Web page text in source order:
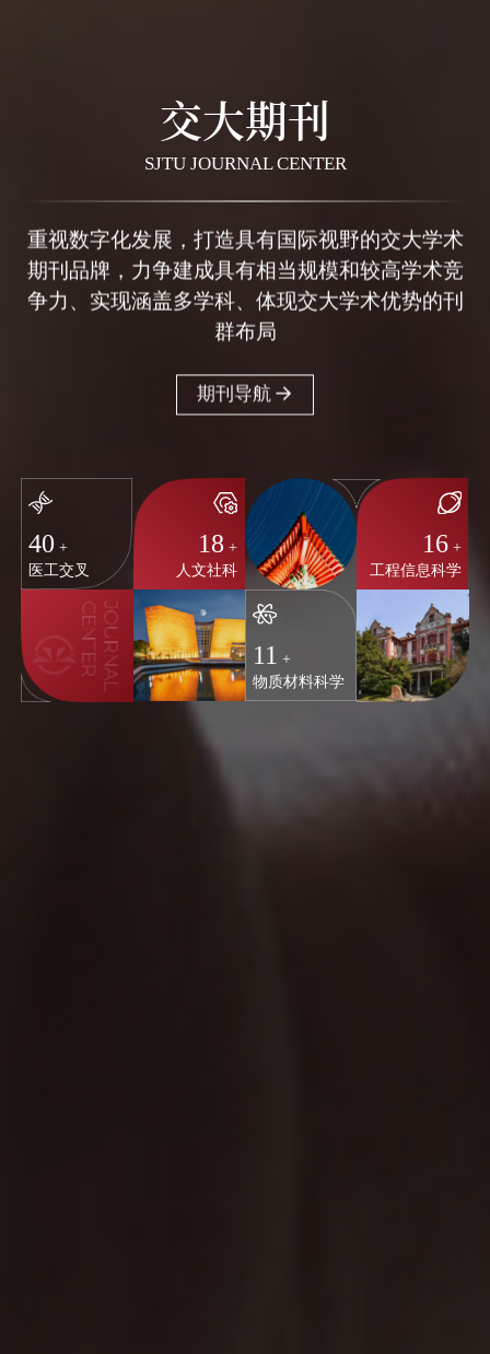
交大期刊
SJTU JOURNAL CENTER
重视数字化发展，打造具有国际视野的交大学术
期刊品牌，力争建成具有相当规模和较高学术竞
争力、实现涵盖多学科、体现交大学术优势的刊
群布局
期刊导航
40 +
医工交叉
18 +
人文社科
16 +
工程信息科学
11 +
物质材料科学